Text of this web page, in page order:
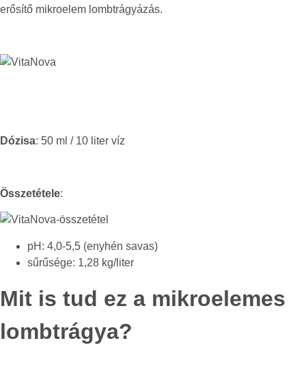
erősítő mikroelem lombtrágyázás.
Dózisa: 50 ml / 10 liter víz
Összetétele:
pH: 4,0-5,5 (enyhén savas)
sűrűsége: 1,28 kg/liter
Mit is tud ez a mikroelemes
lombtrágya?